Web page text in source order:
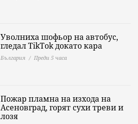
Уволниха шофьор на автобус,
гледал TikTok докато кара
България Преди 5 часа
Пожар пламна на изхода на
Асеновград, горят сухи треви и
лозя